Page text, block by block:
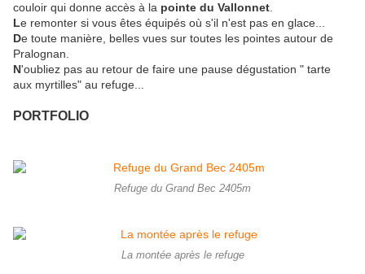
couloir qui donne accès à la pointe du Vallonnet
Le remonter si vous êtes équipés où s'il n'est pas en glace...
De toute manière, belles vues sur toutes les pointes autour de
Pralognan.
N'oubliez pas au retour de faire une pause dégustation " tarte
aux myrtilles" au refuge...
PORTFOLIO
Refuge du Grand Bec 2405m
La montée après le refuge